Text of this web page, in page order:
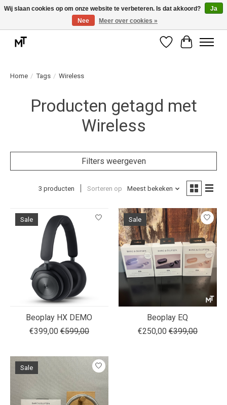
Deskundige installatie of montage nodig? Vraag ons naar de mogelijkheden.
Verlanglijst
Home / Tags / Wireless
Producten getagd met
Wireless
Filters weergeven
3 producten Sorteren op Meest bekeken
Sale
Beoplay HX DEMO
€399,00 €599,00
Sale
Beoplay EQ
€250,00 €399,00
Sale
Wij slaan cookies op om onze website te verbeteren. Is dat akkoord?
Ja
Nee
Meer over cookies »